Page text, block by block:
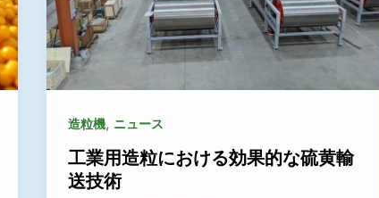
造粒機, ニュース
工業用造粒における効果的な硫黄輸
送技術